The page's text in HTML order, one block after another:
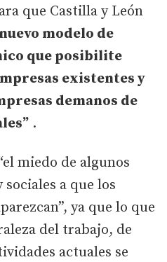
que Castilla y León
modelo de
que posibilite
existentes y
demanos de
.
miedo de algunos
a que los
ya que lo que
del trabajo, de
actuales se